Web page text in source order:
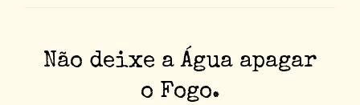
Não deixe a Água apagar
o Fogo.